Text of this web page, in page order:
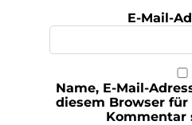
E-Mail-
Name, E-Mail-
diesem Browser
Kommentar